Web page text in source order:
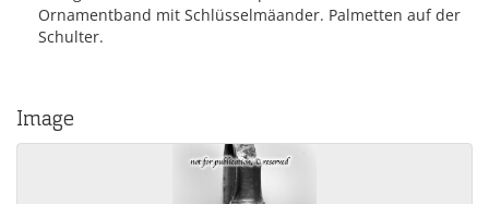
Ornamentband mit Schlüsselmäander. Palmetten auf der
Schulter.
Image